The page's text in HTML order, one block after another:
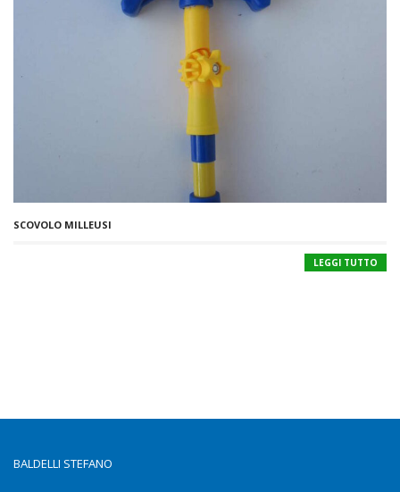
SCOVOLO MILLEUSI
LEGGI TUTTO
BALDELLI STEFANO